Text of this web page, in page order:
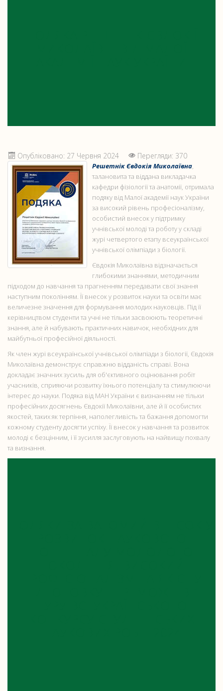
Опубліковано: 27 Червня 2024 Перегляди: 370
Решетнік Євдокія Миколаївна,
талановита та віддана викладачка
кафедри фізіології та анатомії, отримала
подяку від Малої академії наук України
за високий рівень професіоналізму,
особистий внесок у підтримку
учнівської молоді та роботу у складі
журі четвертого етапу всеукраїнської
учнівської олімпіади з біології.
Євдокія Миколаївна відзначається
глибокими знаннями, методичним
підходом до навчання та прагненням передавати свої знання
наступним поколінням. Її внесок у розвиток науки та освіти має
величезне значення для формування молодих науковців. Під її
керівництвом студенти та учні не тільки засвоюють теоретичні
знання, але й набувають практичних навичок, необхідних для
майбутньої професійної діяльності.
Як член журі всеукраїнської учнівської олімпіади з біології, Євдокія
Миколаївна демонструє справжню відданість справі. Вона
докладає значних зусиль для об'єктивного оцінювання робіт
учасників, сприяючи розвитку їхнього потенціалу та стимулюючи
інтерес до науки. Подяка від МАН України є визнанням не тільки
професійних досягнень Євдокії Миколаївни, але й її особистих
якостей, таких як терпіння, наполегливість та бажання допомогти
кожному студенту досягти успіху. Її внесок у навчання та розвиток
молоді є безцінним, і її зусилля заслуговують на найвищу похвалу
та визнання.